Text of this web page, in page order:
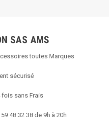
SAS AMS
toutes Marques
sécurisé
fois sans Frais
48 32 38 de 9h à 20h